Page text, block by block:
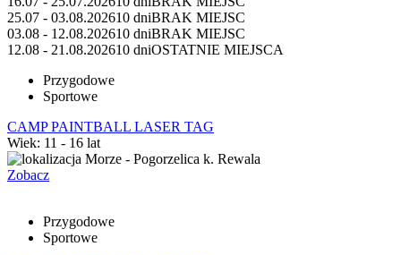
25.07 - 03.08.202610 dniBRAK MIEJSC
03.08 - 12.08.202610 dniBRAK MIEJSC
12.08 - 21.08.202610 dniOSTATNIE MIEJSCA
Przygodowe
Sportowe
CAMP PAINTBALL LASER TAG
Wiek: 11 - 16 lat
Morze - Pogorzelica k. Rewala
Zobacz
Przygodowe
Sportowe